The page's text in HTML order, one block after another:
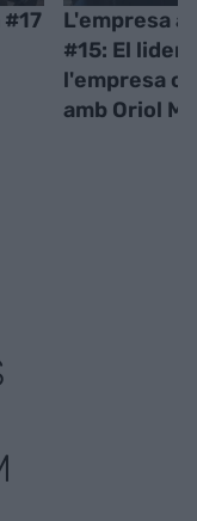
L'empresa
#15: El
l'empresa
amb Oriol